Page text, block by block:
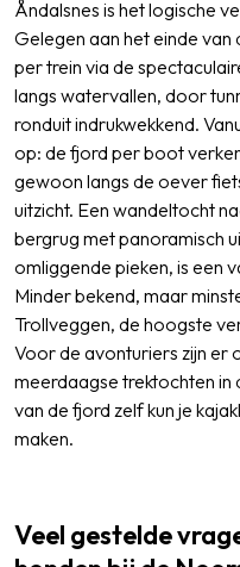
Åndalsnes is het logische
Gelegen aan het einde
per trein via de
langs watervallen, door
ronduit indrukwekkend.
op: de fjord per boot
gewoon langs de oever
uitzicht. Een wandeltocht
bergrug met panoramisch
omliggende pieken, is een
Minder bekend, maar
Trollveggen, de hoogste
Voor de avonturiers zijn er
meerdaagse trektochten
van de fjord zelf kun je
maken.
Veel gestelde